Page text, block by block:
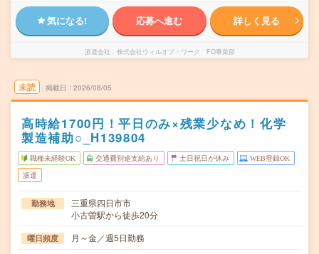
気になる! 応募へ進む 詳しく見る
派遣会社 株式会社ウィルオブ・ワーク FO事業部
未読 掲載日 2026/08/05
高時給1700円！平日のみ×残業少なめ！化学
製造補助○_H139804
職種未経験OK 交通費別途支給あり 土日祝日が休み WEB登録OK
派遣
勤務地
三重県四日市市
小古曽駅から徒歩20分
曜日頻度 月～金／週5日勤務